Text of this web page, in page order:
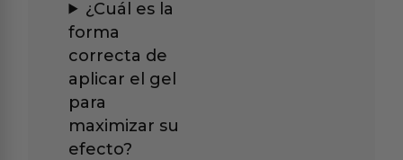
¿Cuál es la
forma
correcta de
aplicar el gel
para
maximizar su
efecto?